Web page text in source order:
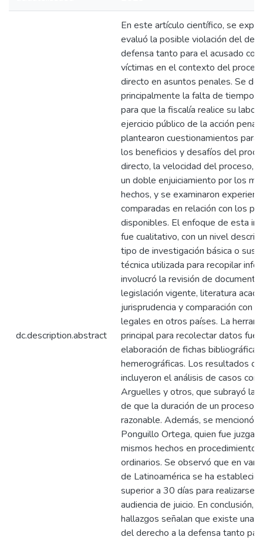
dc.description.abstract
En este artículo científico, se
evaluó la posible violación del
defensa tanto para el acusado
víctimas en el contexto del
directo en asuntos penales. Se
principalmente la falta de tiempo
para que la fiscalía realice su labor
ejercicio público de la acción
plantearon cuestionamientos para
los beneficios y desafíos del
directo, la velocidad del proceso,
un doble enjuiciamiento por los
hechos, y se examinaron
comparadas en relación con los
disponibles. El enfoque de esta
fue cualitativo, con un nivel
tipo de investigación básica o
técnica utilizada para recopilar
involucró la revisión de
legislación vigente, literatura
jurisprudencia y comparación con
legales en otros países. La
principal para recolectar datos fue
elaboración de fichas
hemerográficas. Los resultados
incluyeron el análisis de casos
Arguelles y otros, que subrayó la
de que la duración de un proceso
razonable. Además, se mencionó
Ponguillo Ortega, quien fue
mismos hechos en
ordinarios. Se observó que en
de Latinoamérica se ha
superior a 30 días para realizarse
audiencia de juicio. En conclusión,
hallazgos señalan que existe una
del derecho a la defensa tanto